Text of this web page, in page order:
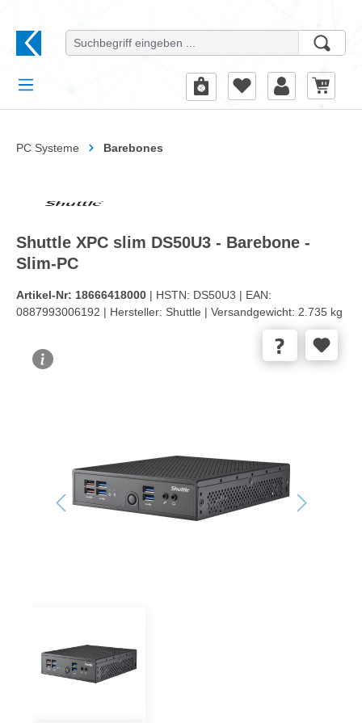
PC Systeme Barebones
Shuttle XPC slim DS50U3 - Barebone -
Slim-PC
Artikel-Nr: 18666418000 | HSTN: DS50U3 | EAN:
0887993006192 | Hersteller: Shuttle | Versandgewicht: 2.735 kg